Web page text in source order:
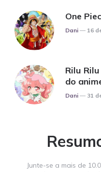
One
Posted
Dani 16
Rilu
do
Posted
Dani 31
Junte-se a mais de